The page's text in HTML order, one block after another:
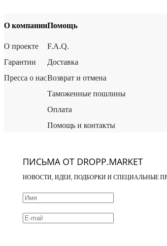
О компании
О проекте
Гарантии
Пресса о нас
Помощь
F.A.Q.
Доставка
Возврат и отмена
Таможенные пошлины
Оплата
Помощь и контакты
ПИСЬМА ОТ DROPP.MARKET
НОВОСТИ, ИДЕИ, ПОДБОРКИ И СПЕЦИАЛЬНЫЕ